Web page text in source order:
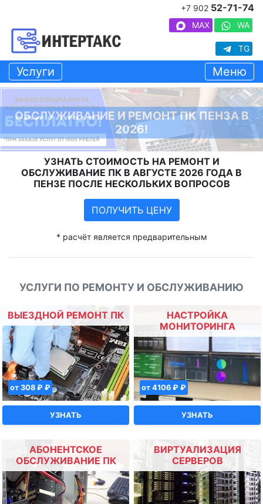
+7 902 52-71-74
MAX WA
TG
Услуги Меню
ОБСЛУЖИВАНИЕ И РЕМОНТ ПК ПЕНЗА В
2026!
УЗНАТЬ СТОИМОСТЬ НА РЕМОНТ И
ОБСЛУЖИВАНИЕ ПК В АВГУСТЕ 2026 ГОДА В
ПЕНЗЕ ПОСЛЕ НЕСКОЛЬКИХ ВОПРОСОВ
ПОЛУЧИТЬ ЦЕНУ
* расчёт является предварительным
УСЛУГИ ПО РЕМОНТУ И ОБСЛУЖИВАНИЮ
ВЫЕЗДНОЙ РЕМОНТ ПК
от 308 ₽ ₽
УЗНАТЬ
НАСТРОЙКА
МОНИТОРИНГА
от 4106 ₽ ₽
УЗНАТЬ
АБОНЕНТСКОЕ
ОБСЛУЖИВАНИЕ ПК
ВИРТУАЛИЗАЦИЯ
СЕРВЕРОВ